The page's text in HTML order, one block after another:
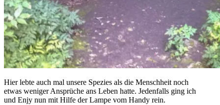
Hier lebte auch mal unsere Spezies als die Menschheit noch
etwas weniger Ansprüche ans Leben hatte. Jedenfalls ging ich
und Enjy nun mit Hilfe der Lampe vom Handy rein.